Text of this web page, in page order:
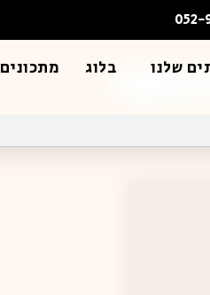
שלנו בלוג מתכונים